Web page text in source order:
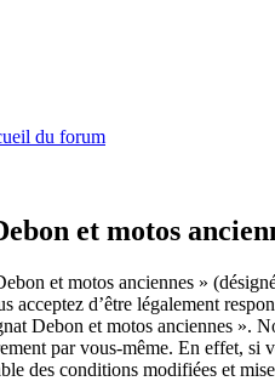
du forum
et motos
et motos anciennes »
d’être légalement
Debon et motos anciennes ».
par vous-même. En effet, si
des conditions modifiées et